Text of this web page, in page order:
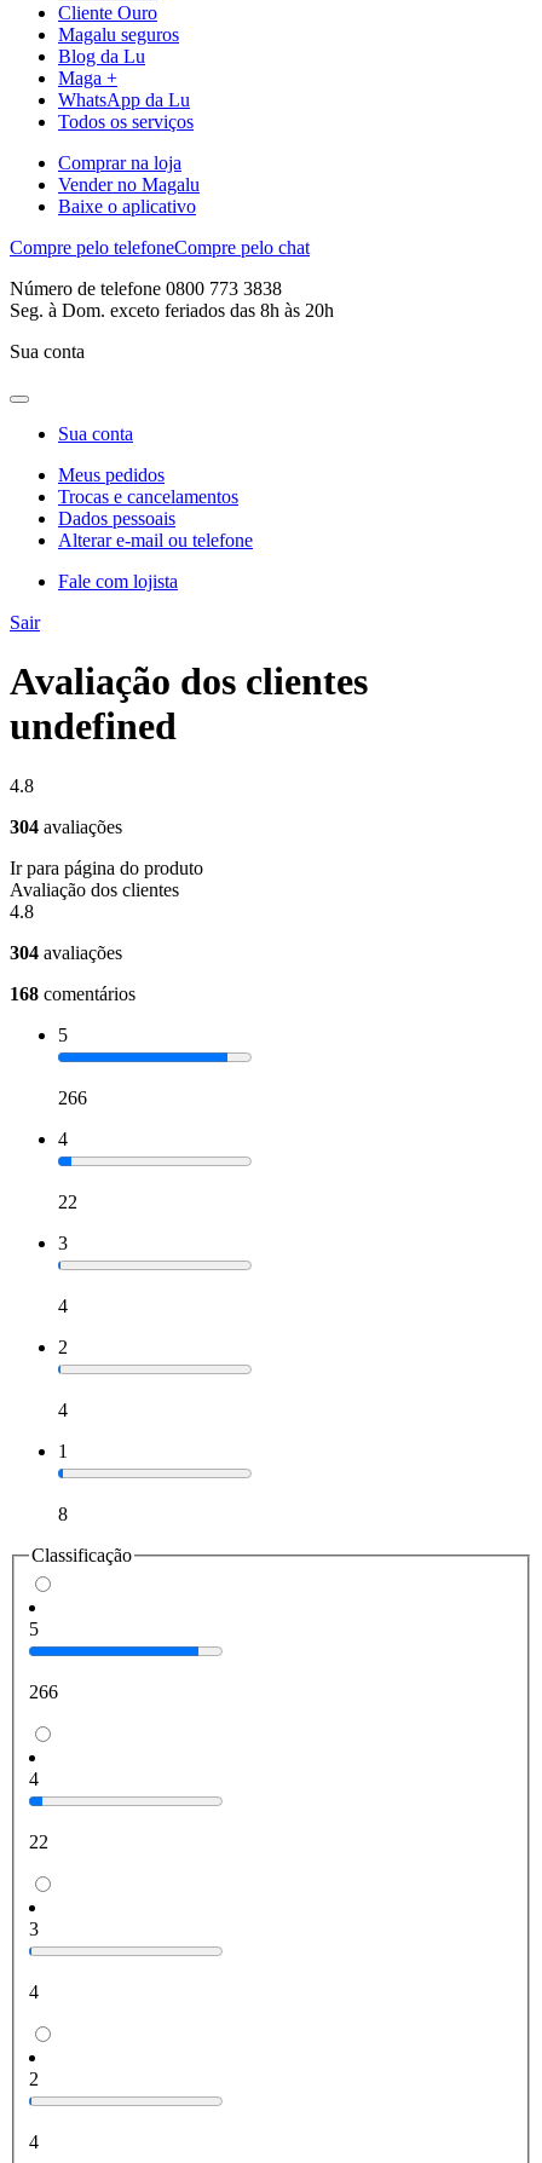
Cliente Ouro
Magalu seguros
Blog da Lu
Maga +
WhatsApp da Lu
Todos os serviços
Comprar na loja
Vender no Magalu
Baixe o aplicativo
Compre pelo telefoneCompre pelo chat
Número de telefone 0800 773 3838
Seg. à Dom. exceto feriados das 8h às 20h
Sua conta
Sua conta
Meus pedidos
Trocas e cancelamentos
Dados pessoais
Alterar e-mail ou telefone
Fale com lojista
Sair
Avaliação dos clientes
undefined
4.8
304 avaliações
Ir para página do produto
Avaliação dos clientes
4.8
304 avaliações
168 comentários
5
266
4
22
3
4
2
4
1
8
Classificação
5
266
4
22
3
4
2
4